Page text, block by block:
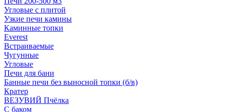
Угловые с плитой
Узкие печи камины
Каминные топки
Everest
Встраиваемые
Чугунные
Угловые
Печи для бани
Банные печи без выносной топки (б/в)
Кратер
ВЕЗУВИЙ Пчёлка
С баком